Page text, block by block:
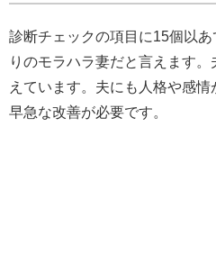
診断チェックの項目に15個以
りのモラハラ妻だと言えます
えています。夫にも人格や感
早急な改善が必要です。